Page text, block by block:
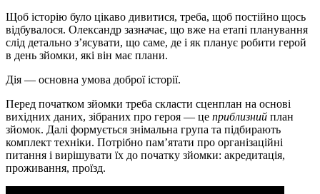
Щоб історію було цікаво дивитися, треба, щоб постійно щось
відбувалося. Олександр зазначає, що вже на етапі планування
слід детально з’ясувати, що саме, де і як планує робити герой
в день зйомки, які він має плани.
Дія — основна умова доброї історії.
Перед початком зйомки треба скласти сценплан на основі
вихідних даних, зібраних про героя — це приблизний план
зйомок. Далі формується знімальна група та підбирають
комплект техніки. Потрібно пам’ятати про організаційні
питання і вирішувати їх до початку зйомки: акредитація,
проживання, проїзд.